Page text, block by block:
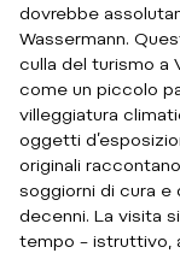
dovrebbe
Wassermann.
culla del turismo a
come un piccolo
villeggiatura
oggetti
originali
soggiorni di cura e
decenni. La visita
tempo – istruttivo,